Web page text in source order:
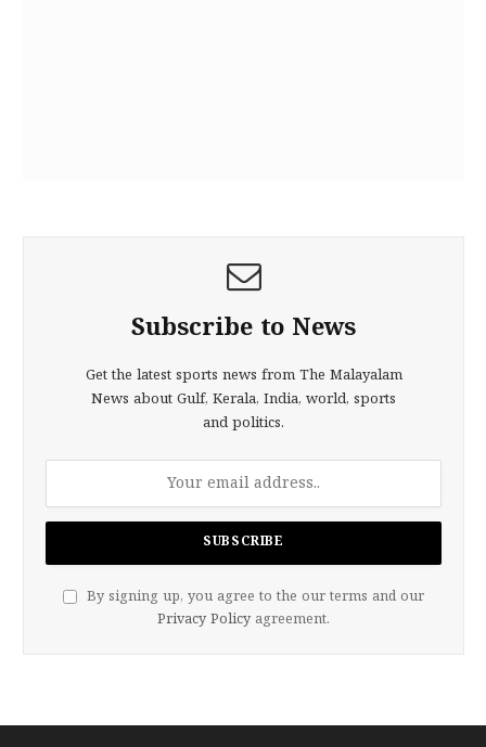
Subscribe to News
Get the latest sports news from The Malayalam
News about Gulf, Kerala, India, world, sports
and politics.
By signing up, you agree to the our terms and our
Privacy Policy agreement.